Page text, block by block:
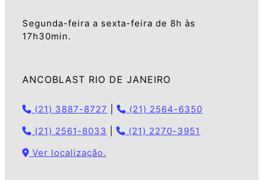
Segunda-feira a sexta-feira de 8h às
17h30min.
ANCOBLAST RIO DE JANEIRO
(21) 3887-8727
(21) 2564-6350
(21) 2561-8033
(21) 2270-3951
Ver localização.